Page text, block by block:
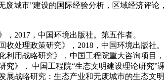
废城市”建设的国际经验分析，区域经济评论
，2017，中国环境出版社。第五作者。
收处理政策研究》，2018，中国环境出版社。
利用战略研究》，中国工程院重大咨询项目
究》， 中国工程院“生态文明建设理论研究”
展战略研究：生态产业和无废城市的生态文